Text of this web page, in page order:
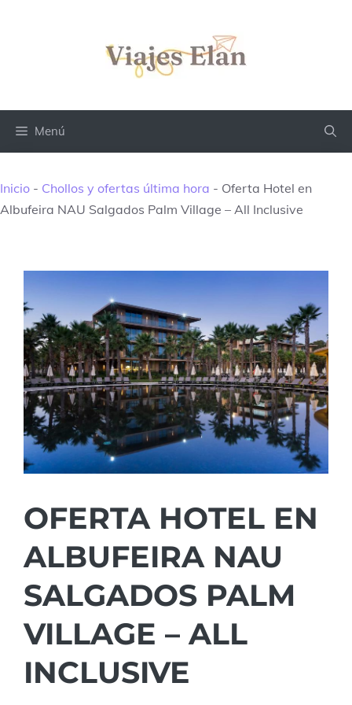
Menú
Inicio - Chollos y ofertas última hora - Oferta Hotel en
Albufeira NAU Salgados Palm Village – All Inclusive
OFERTA HOTEL EN
ALBUFEIRA NAU
SALGADOS PALM
VILLAGE – ALL
INCLUSIVE